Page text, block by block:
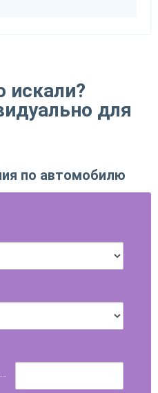
искали?
для
по автомобилю
...